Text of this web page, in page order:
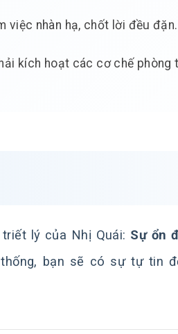
việc nhàn hạ, chốt lời đều đặn.
kích hoạt các cơ chế
lý của Nhị Quái: Sự ổn
bạn sẽ có sự tự tin